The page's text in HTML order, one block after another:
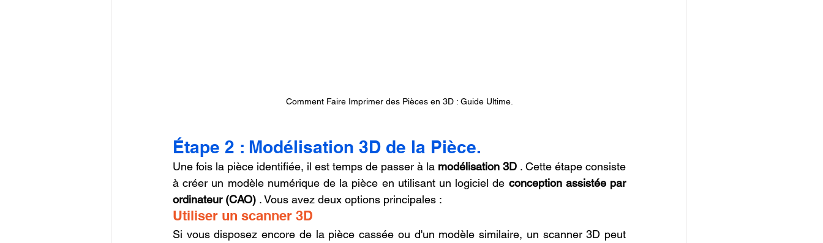
Comment Faire Imprimer des Pièces en 3D : Guide Ultime.
Étape 2 : Modélisation 3D de la Pièce.
Une fois la pièce identifiée, il est temps de passer à la modélisation 3D . Cette étape consiste
à créer un modèle numérique de la pièce en utilisant un logiciel de conception assistée par
ordinateur (CAO) . Vous avez deux options principales :
Utiliser un scanner 3D
Si vous disposez encore de la pièce cassée ou d'un modèle similaire, un scanner 3D peut